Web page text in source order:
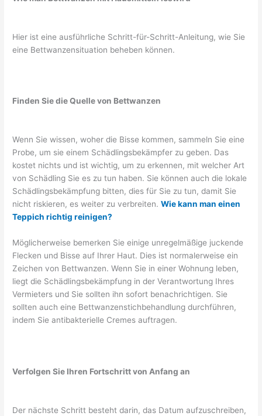
Hier ist eine ausführliche Schritt-für-Schritt-Anleitung, wie Sie
eine Bettwanzensituation beheben können.
Finden Sie die Quelle von Bettwanzen
Wenn Sie wissen, woher die Bisse kommen, sammeln Sie eine
Probe, um sie einem Schädlingsbekämpfer zu geben. Das
kostet nichts und ist wichtig, um zu erkennen, mit welcher Art
von Schädling Sie es zu tun haben. Sie können auch die lokale
Schädlingsbekämpfung bitten, dies für Sie zu tun, damit Sie
nicht riskieren, es weiter zu verbreiten.Wie kann man einen
Teppich richtig reinigen?
Möglicherweise bemerken Sie einige unregelmäßige juckende
Flecken und Bisse auf Ihrer Haut. Dies ist normalerweise ein
Zeichen von Bettwanzen. Wenn Sie in einer Wohnung leben,
liegt die Schädlingsbekämpfung in der Verantwortung Ihres
Vermieters und Sie sollten ihn sofort benachrichtigen. Sie
sollten auch eine Bettwanzenstichbehandlung durchführen,
indem Sie antibakterielle Cremes auftragen.
Verfolgen Sie Ihren Fortschritt von Anfang an
Der nächste Schritt besteht darin, das Datum aufzuschreiben,